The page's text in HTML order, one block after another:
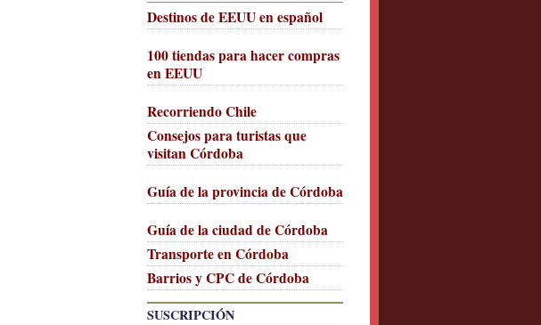
Destinos de EEUU en español
100 tiendas para hacer compras
en EEUU
Recorriendo Chile
Consejos para turistas que
visitan Córdoba
Guía de la provincia de Córdoba
Guía de la ciudad de Córdoba
Transporte en Córdoba
Barrios y CPC de Córdoba
SUSCRIPCIÓN